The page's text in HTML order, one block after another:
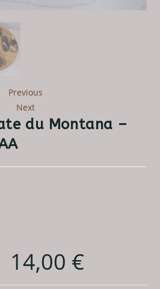
Previous
Next
du Montana –
14,00 €Plage